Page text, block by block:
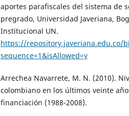
aportes parafiscales del sistema de
pregrado, Universidad Javeriana,
Institucional UN.
https://repository.javeriana.edu.co/
sequence=1&isAllowed=y
Arrechea Navarrete, M. N. (2010).
colombiano en los últimos veinte
financiación (1988-2008).